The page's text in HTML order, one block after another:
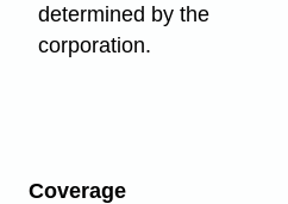
determined by the
corporation.
Coverage